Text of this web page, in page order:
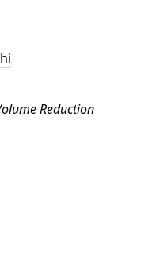
Reduction